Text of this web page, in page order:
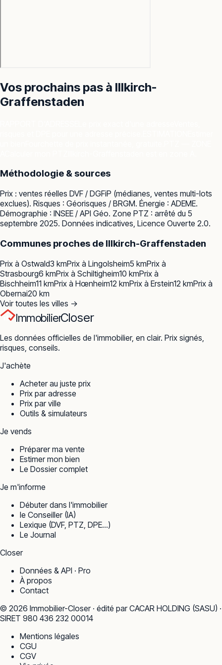
Vos prochains pas à Illkirch-
Graffenstaden
Méthodologie & sources
Prix : ventes réelles DVF / DGFiP (médianes, ventes multi-lots
exclues). Risques : Géorisques / BRGM. Énergie : ADEME.
Démographie : INSEE / API Géo. Zone PTZ : arrêté du 5
septembre 2025. Données indicatives, Licence Ouverte 2.0.
Communes proches de Illkirch-Graffenstaden
Prix à Ostwald3 kmPrix à Lingolsheim5 kmPrix à
Strasbourg6 kmPrix à Schiltigheim10 kmPrix à
Bischheim11 kmPrix à Hœnheim12 kmPrix à Erstein12 kmPrix à
Obernai20 km
Voir toutes les villes →
ImmobilierCloser
Les données officielles de l'immobilier, en clair. Prix signés,
risques, conseils.
J'achète
Acheter au juste prix
Prix par adresse
Prix par ville
Outils & simulateurs
Je vends
Préparer ma vente
Estimer mon bien
Le Dossier complet
Je m'informe
Débuter dans l'immobilier
le Conseiller (IA)
Lexique (DVF, PTZ, DPE…)
Le Journal
Closer
Données & API · Pro
À propos
Contact
© 2026 Immobilier-Closer · édité par CACAR HOLDING (SASU) ·
SIRET 980 436 232 00014
Mentions légales
CGU
CGV